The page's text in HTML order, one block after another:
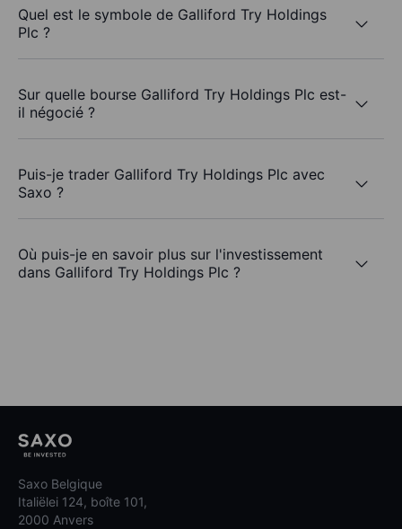
Quel est le symbole de Galliford Try Holdings
Plc ?
Sur quelle bourse Galliford Try Holdings Plc est-
il négocié ?
Puis-je trader Galliford Try Holdings Plc avec
Saxo ?
Où puis-je en savoir plus sur l'investissement
dans Galliford Try Holdings Plc ?
Saxo Belgique
Italiëlei 124, boîte 101,
2000 Anvers